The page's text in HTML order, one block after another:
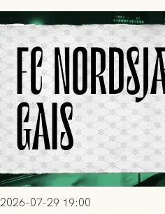
tennissiffror och det grönsvarta
2026-07-29 19:00